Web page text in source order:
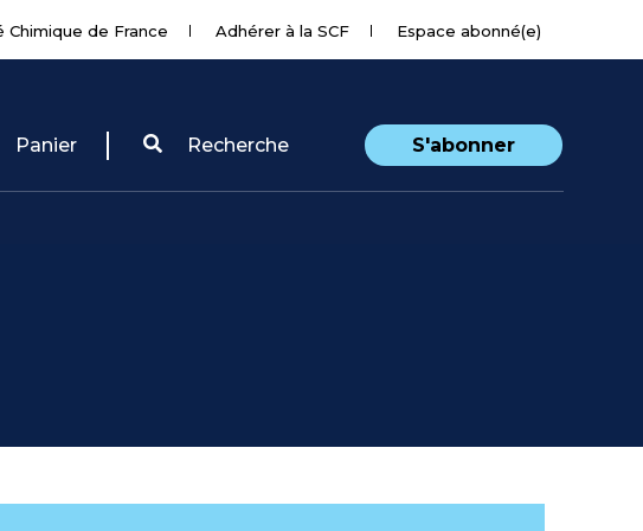
Chimique de France Adhérer à la SCF Espace abonné(e)
Panier Recherche S'abonner